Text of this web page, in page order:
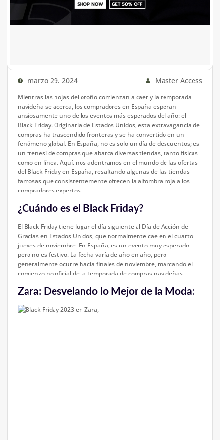
marzo 29, 2024 Master Access
Mientras las hojas del otoño comienzan a caer y la temporada
navideña se acerca, los compradores en España esperan
ansiosamente uno de los eventos más esperados del año: el
Black Friday. Originaria de Estados Unidos, esta extravagancia de
compras ha trascendido fronteras y se ha convertido en un
fenómeno global. En España, no es solo un día de descuentos; es
un frenesí de compras que abarca diversas tiendas, tanto físicas
como en línea. Aquí, nos adentramos en el mundo de las ofertas
del Black Friday en España, resaltando algunas de las tiendas
famosas que consistentemente ofrecen la alfombra roja a los
compradores expertos.
¿Cuándo es el Black Friday?
El Black Friday tiene lugar el día siguiente al Día de Acción de
Gracias en Estados Unidos, que normalmente cae en el cuarto
jueves de noviembre. En España, es un evento muy esperado
pero no es festivo. La fecha varía de año en año, pero
generalmente ocurre hacia finales de noviembre, marcando el
comienzo no oficial de la temporada de compras navideñas.
Zara: Desvelando lo Mejor de la Moda: